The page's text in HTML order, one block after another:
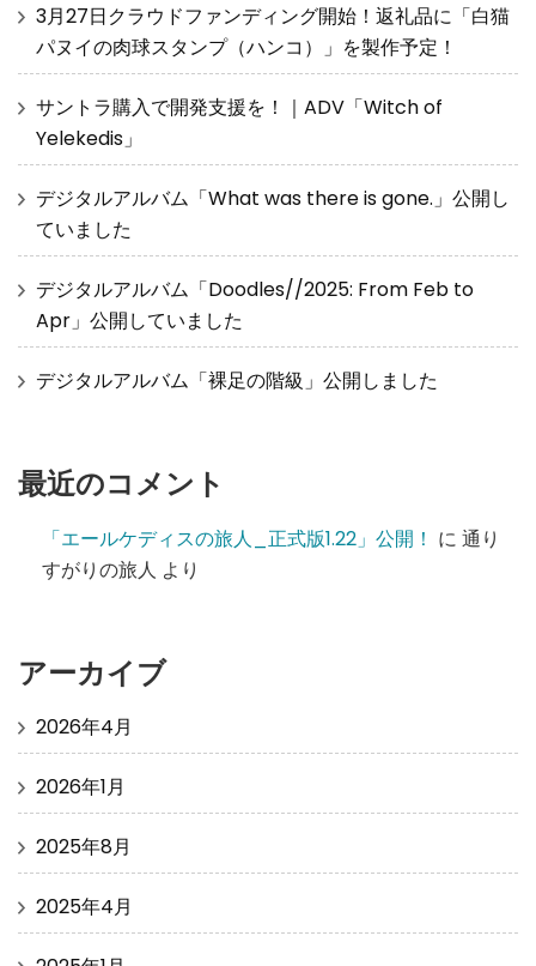
3月27日クラウドファンディング開始！返礼品に「白猫
パヌイの肉球スタンプ（ハンコ）」を製作予定！
サントラ購入で開発支援を！｜ADV「Witch of
Yelekedis」
デジタルアルバム「What was there is gone.」公開し
ていました
デジタルアルバム「Doodles//2025: From Feb to
Apr」公開していました
デジタルアルバム「裸足の階級」公開しました
最近のコメント
「エールケディスの旅人_正式版1.22」公開！ に 通り
すがりの旅人 より
アーカイブ
2026年4月
2026年1月
2025年8月
2025年4月